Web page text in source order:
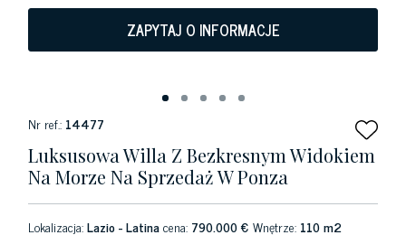
ZAPYTAJ O INFORMACJE
Nr ref.: 14477
Luksusowa Willa Z Bezkresnym Widokiem
Na Morze Na Sprzedaż W Ponza
Lokalizacja:Lazio - Latinacena: 790.000 € Wnętrze: 110 m2